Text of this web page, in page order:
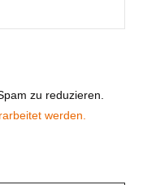
zu reduzieren.
werden.